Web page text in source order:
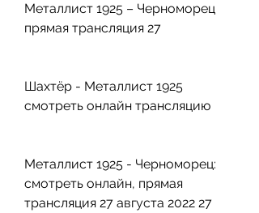
Металлист 1925 – Черноморец
прямая трансляция 27
Шахтёр - Металлист 1925
смотреть онлайн трансляцию
Металлист 1925 - Черноморец:
смотреть онлайн, прямая
трансляция 27 августа 2022 27